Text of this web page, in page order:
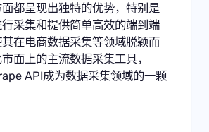
都呈现出独特的优势，特别是
采集和提供简单高效的端到端
在电商数据采集等领域脱颖而
面上的主流数据采集工具，
API成为数据采集领域的一颗